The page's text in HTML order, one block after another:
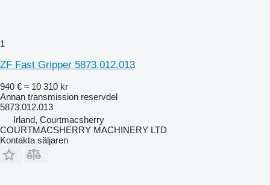
1
ZF Fast Gripper 5873.012.013
940 € ≈ 10 310 kr
Annan transmission reservdel
5873.012.013
Irland, Courtmacsherry
COURTMACSHERRY MACHINERY LTD
Kontakta säljaren